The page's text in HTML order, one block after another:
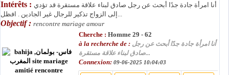
Intérêts : أنا امرأة جادة جدًا أبحث عن رجل صادق لبناء علاقة مستقرة قد تؤدي
إلى الزواج تذكير للرجال غير الجادين . افظل...
Objectif : rencontre mariage amour
Cherche : Homme 29 - 62
à la recherche de : أنا امرأة جادة جدًا أبحث عن رجل
صادق لبناء علاقة مستقرة...
Connexion: 09-06-2025 10:04:03